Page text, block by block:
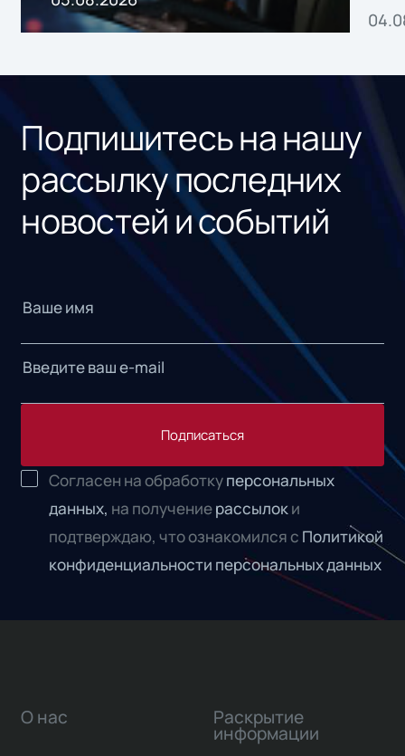
Подпишитесь на нашу
рассылку последних
новостей и событий
Подписаться
Согласен на обработкуперсональных
данных, на получениерассылок и
подтверждаю, что ознакомился с Политикой
конфиденциальности персональных данных
О нас Раскрытие
информации